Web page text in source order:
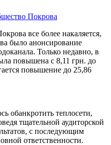
все более накаляется,
было анонсирование
Только недавно, в
повышена с 8,11 грн. до
повышение до 25,86
обанкротить теплосети,
тщательной аудиторской
с последующим
ответственности.